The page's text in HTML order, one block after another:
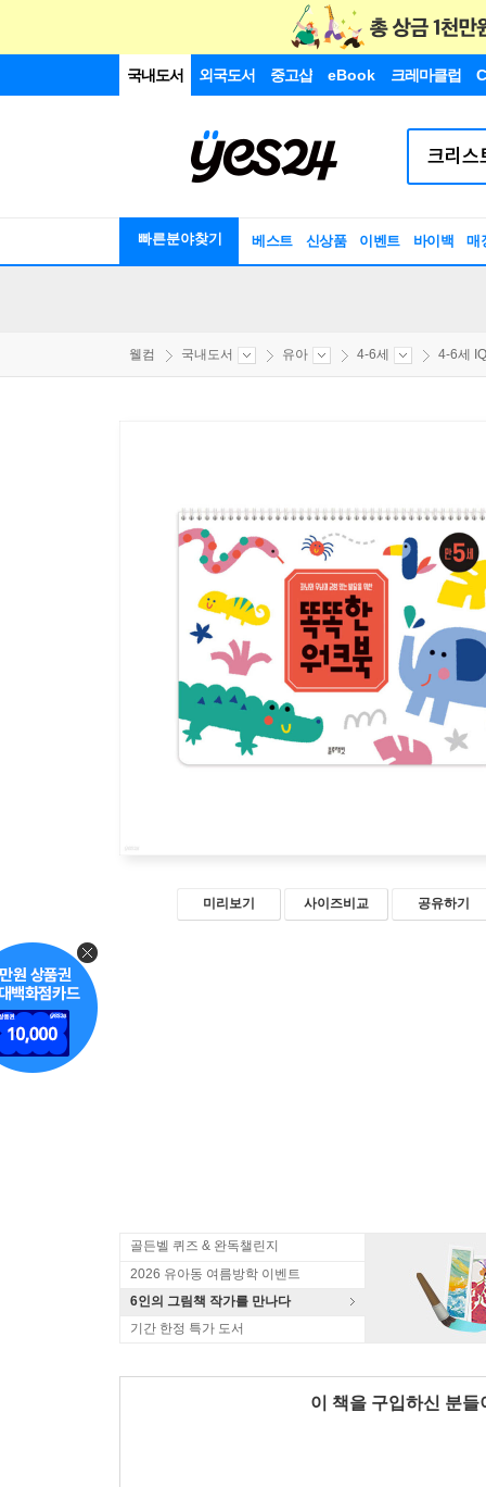
국내도서 외국도서 중고샵 eBook 크레마클럽
빠른분야찾기 베스트 신상품 이벤트 바이백 매
웰컴 국내도서 유아 4-6세 4-6세
미리보기 사이즈비교 공유하기
골든벨 퀴즈 & 완독챌린지
2026 유아동 여름방학 이벤트
6인의 그림책 작가를 만나다
기간 한정 특가 도서
이 책을 구입하신 분